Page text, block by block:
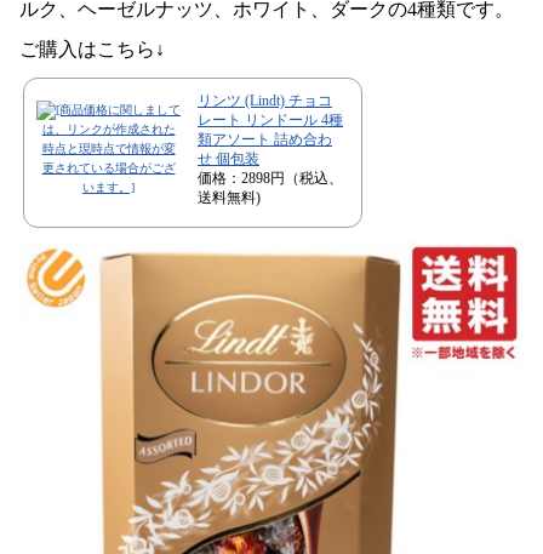
ルク、ヘーゼルナッツ、ホワイト、ダークの4種類です。
ご購入はこちら↓
リンツ (Lindt) チョコ
レート リンドール 4種
類アソート 詰め合わ
せ 個包装
価格：2898円（税込、
送料無料)